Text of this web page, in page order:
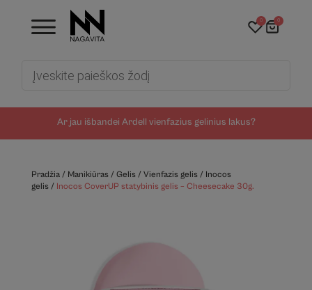
Ar jau išbandei Ardell vienfazius gelinius lakus?
0 0
Pradžia/ Manikiūras/ Gelis/ Vienfazis gelis/ Inocos
gelis/ Inocos CoverUP statybinis gelis – Cheesecake 30g.